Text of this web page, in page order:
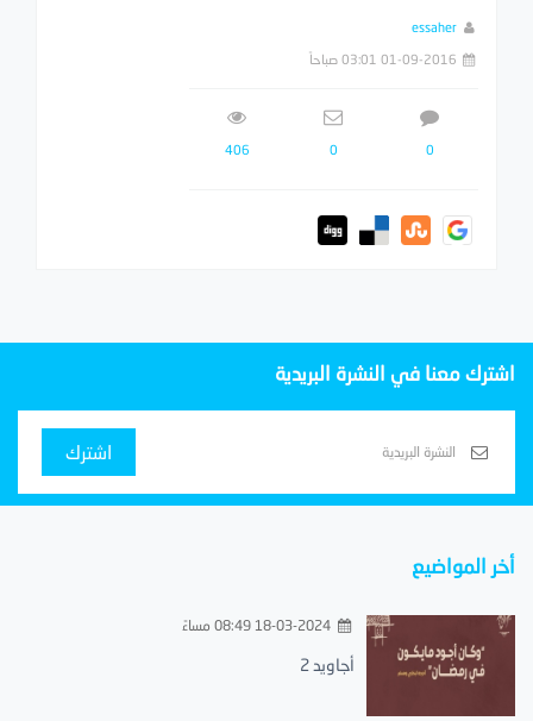
essaher
01-09-2016 03:01 صباحاً
0
0
406
اشترك معنا في النشرة البريدية
اشترك
أخر المواضيع
18-03-2024 08:49 مساءً
أجاويد 2